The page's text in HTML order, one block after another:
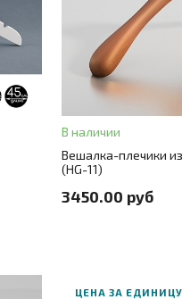
В наличии
Вешалка-плечики
(HG-11)
3450.00 руб
В корзину
Цвет цветной
Размер 40
ЦЕНА ЗА ЕДИНИЦУ